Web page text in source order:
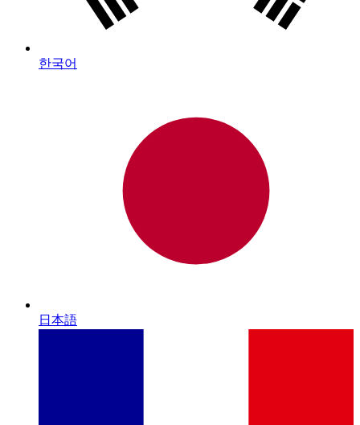
한국어
日本語